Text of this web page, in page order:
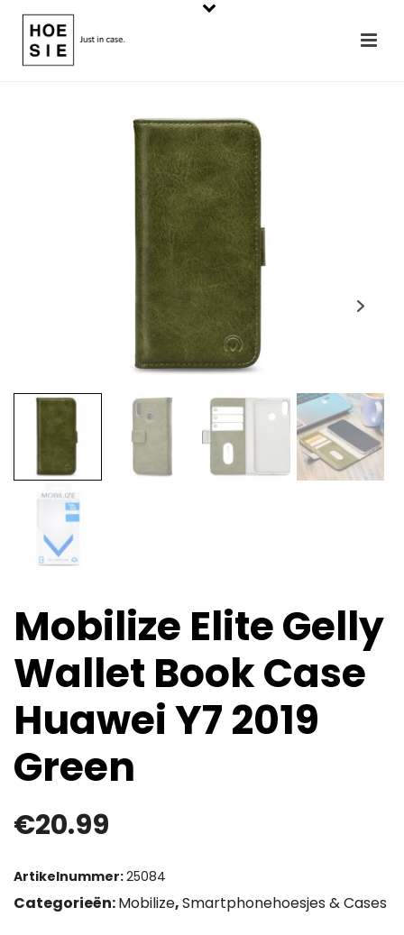
Mobilize Elite Gelly
Wallet Book Case
Huawei Y7 2019
Green
€20.99
Artikelnummer:25084
Categorieën:Mobilize,Smartphonehoesjes & Cases